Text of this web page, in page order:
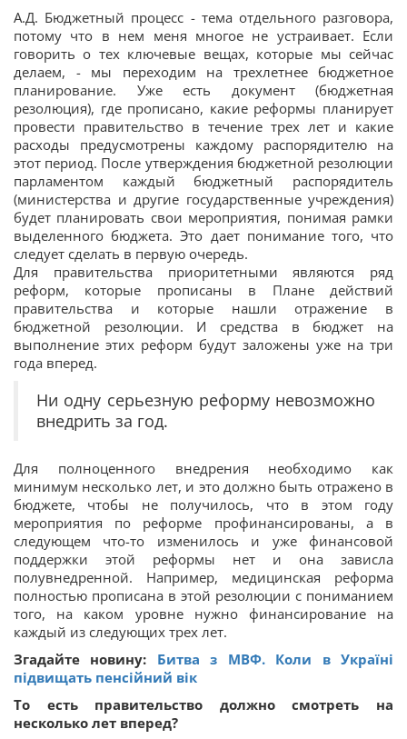
А.Д. Бюджетный процесс - тема отдельного разговора,
потому что в нем меня многое не устраивает. Если
говорить о тех ключевые вещах, которые мы сейчас
делаем, - мы переходим на трехлетнее бюджетное
планирование. Уже есть документ (бюджетная
резолюция), где прописано, какие реформы планирует
провести правительство в течение трех лет и какие
расходы предусмотрены каждому распорядителю на
этот период. После утверждения бюджетной резолюции
парламентом каждый бюджетный распорядитель
(министерства и другие государственные учреждения)
будет планировать свои мероприятия, понимая рамки
выделенного бюджета. Это дает понимание того, что
следует сделать в первую очередь.
Для правительства приоритетными являются ряд
реформ, которые прописаны в Плане действий
правительства и которые нашли отражение в
бюджетной резолюции. И средства в бюджет на
выполнение этих реформ будут заложены уже на три
года вперед.
Ни одну серьезную реформу невозможно
внедрить за год.
Для полноценного внедрения необходимо как
минимум несколько лет, и это должно быть отражено в
бюджете, чтобы не получилось, что в этом году
мероприятия по реформе профинансированы, а в
следующем что-то изменилось и уже финансовой
поддержки этой реформы нет и она зависла
полувнедренной. Например, медицинская реформа
полностью прописана в этой резолюции с пониманием
того, на каком уровне нужно финансирование на
каждый из следующих трех лет.
Згадайте новину: Битва з МВФ. Коли в Україні
підвищать пенсійний вік
То есть правительство должно смотреть на
несколько лет вперед?